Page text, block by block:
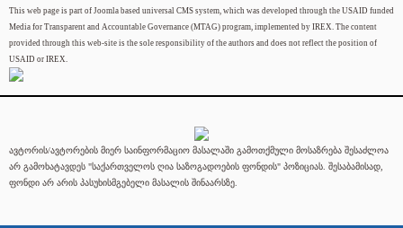
This web page is part of Joomla based universal CMS system, which was developed through the USAID funded
Media for Transparent and Accountable Governance (MTAG) program, implemented by IREX. The content
provided through this web-site is the sole responsibility of the authors and does not reflect the position of
USAID or IREX.
ავტორის/ავტორების მიერ საინფორმაციო მასალაში გამოთქმული მოსაზრება შესაძლოა
არ გამოხატავდეს "საქართველოს ღია საზოგადოების ფონდის" პოზიციას. შესაბამისად,
ფონდი არ არის პასუხისმგებელი მასალის შინაარსზე.